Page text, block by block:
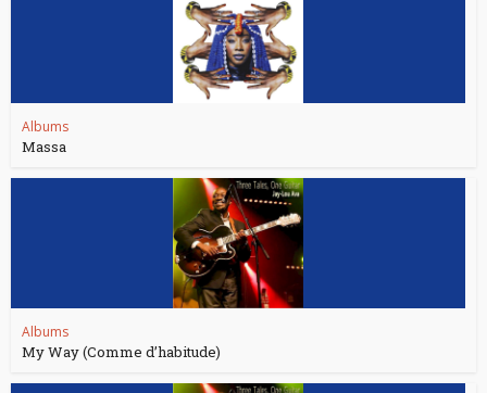
Albums
Massa
Albums
My Way (Comme d’habitude)